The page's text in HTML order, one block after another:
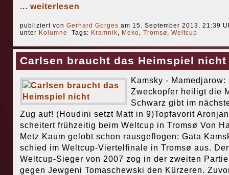
... weiterlesen
publiziert von Gerhard Gorges am 15. September 2013, 21:39
unter Kolumne Tags: Kramnik, Meko, Tromsø, Weltcup
Carlsen braucht das Heimspiel nicht
Kamsky - Mamedjarow:
Zweckopfer heiligt die
Schwarz gibt im
Zug auf! (Houdini setzt Matt in 9)Topfavorit Aronjan
scheitert frühzeitig beim Weltcup in Tromsø Von
Metz Kaum gelobt schon rausgeflogen: Gata
schied im Weltcup-Viertelfinale in Tromsø aus. Der
Weltcup-Sieger von 2007 zog in der zweiten Partie
gegen Jewgeni Tomaschewski den Kürzeren.